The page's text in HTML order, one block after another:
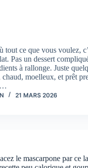
tout ce que vous voulez,
Pas un dessert
à rallonge. Juste
chaud, moelleux, et prêt
21 MARS 2026
le mascarpone par ce